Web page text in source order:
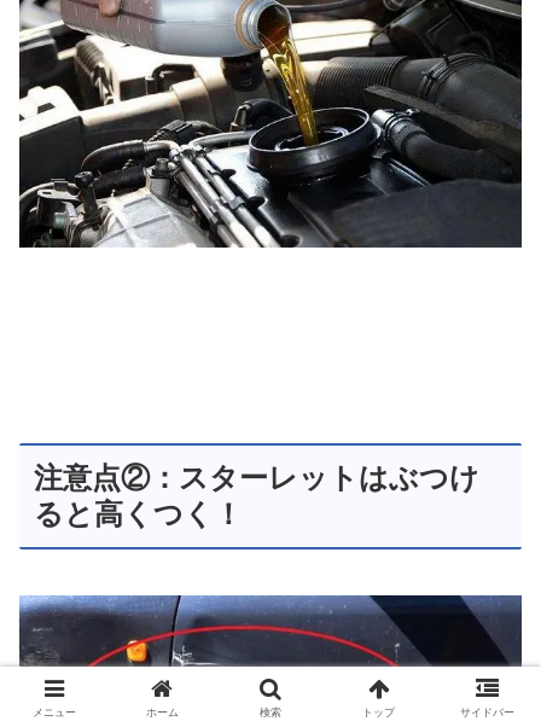
注意点②：スターレットはぶつけ
ると高くつく！
メニュー ホーム 検索 トップ サイドバー